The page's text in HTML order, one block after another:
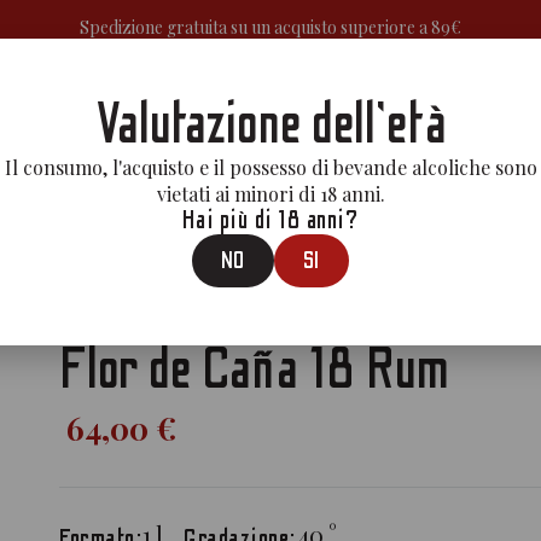
Spedizione gratuita su un acquisto superiore a 89€
APERITIVI&BITTERS GIN MEZCALLIQUORI
Valutazione dell'età
Il consumo, l'acquisto e il possesso di bevande alcoliche sono
vietati ai minori di 18 anni.
Hai più di 18 anni?
NO SI
Rum>Flor De Caña 18 Rum
Flor de Caña 18 Rum
64,00 €
1 l 40 °